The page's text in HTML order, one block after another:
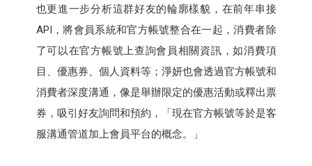
也更進一步分析這群好友的輪廓樣貌，在前年串接
API，將會員系統和官方帳號整合在一起，消費者除
了可以在官方帳號上查詢會員相關資訊，如消費項
目、優惠券、個人資料等；淨妍也會透過官方帳號和
消費者深度溝通，像是舉辦限定的優惠活動或釋出票
券，吸引好友詢問和預約，「現在官方帳號等於是客
服溝通管道加上會員平台的概念。」